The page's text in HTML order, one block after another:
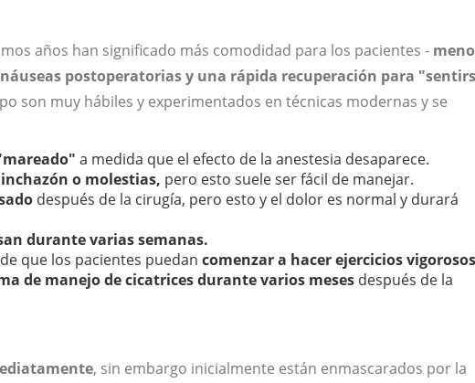
años han significado más comodidad para los pacientes -
postoperatorias y una rápida recuperación para
son muy hábiles y experimentados en técnicas modernas y se
a medida que el efecto de la anestesia desaparece.
o molestias, pero esto suele ser fácil de manejar.
después de la cirugía, pero esto y el dolor es normal y durará
durante varias semanas.
que los pacientes puedan comenzar a hacer ejercicios
de manejo de cicatrices durante varios meses después de la
, sin embargo inicialmente están enmascarados por la